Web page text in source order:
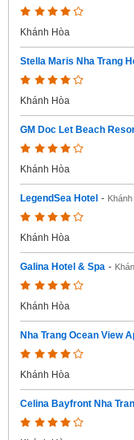
Khánh Hòa
Stella Maris Nha Trang
Khánh Hòa
GM Doc Let Beach
Khánh Hòa
LegendSea Hotel -
Khánh Hòa
Galina Hotel & Spa -
Khánh Hòa
Nha Trang Ocean View
Khánh Hòa
Celina Bayfront Nha